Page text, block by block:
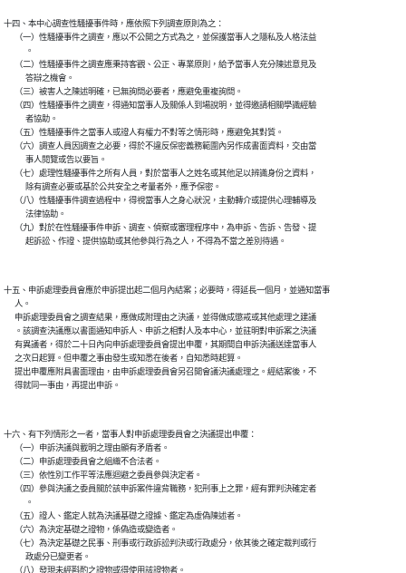
十四、本中心調查性騷擾事件時，應依照下列調查原則為之：
      （一）性騷擾事件之調查，應以不公開之方式為之，並保護當事人之隱私及人格法益
            。
      （二）性騷擾事件之調查應秉持客觀、公正、專業原則，給予當事人充分陳述意見及
            答辯之機會。
      （三）被害人之陳述明確，已無詢問必要者，應避免重複詢問。
      （四）性騷擾事件之調查，得通知當事人及關係人到場說明，並得邀請相關學識經驗
            者協助。
      （五）性騷擾事件之當事人或證人有權力不對等之情形時，應避免其對質。
      （六）調查人員因調查之必要，得於不違反保密義務範圍內另作成書面資料，交由當
            事人閱覽或告以要旨。
      （七）處理性騷擾事件之所有人員，對於當事人之姓名或其他足以辨識身份之資料，
            除有調查必要或基於公共安全之考量者外，應予保密。
      （八）性騷擾事件調查過程中，得視當事人之身心狀況，主動轉介或提供心理輔導及
            法律協助。
      （九）對於在性騷擾事件申訴、調查、偵察或審理程序中，為申訴、告訴、告發、提
十五、申訴處理委員會應於申訴提出起二個月內結案；必要時，得延長一個月，並通知當事
      人。
      申訴處理委員會之調查結果，應做成附理由之決議，並得做成懲戒或其他處理之建議
      。該調查決議應以書面通知申訴人、申訴之相對人及本中心，並註明對申訴案之決議
      有異議者，得於二十日內向申訴處理委員會提出申覆，其期間自申訴決議送達當事人
      之次日起算。但申覆之事由發生或知悉在後者，自知悉時起算。
      提出申覆應附具書面理由，由申訴處理委員會另召開會議決議處理之。經結案後，不
十六、有下列情形之一者，當事人對申訴處理委員會之決議提出申覆：
      （一）申訴決議與載明之理由顯有矛盾者。
      （二）申訴處理委員會之組織不合法者。
      （三）依性別工作平等法應迴避之委員參與決定者。
      （四）參與決議之委員關於該申訴案件違背職務，犯刑事上之罪，經有罪判決確定者
            。
      （五）證人、鑑定人就為決議基礎之證據、鑑定為虛偽陳述者。
      （六）為決定基礎之證物，係偽造或變造者。
      （七）為決定基礎之民事、刑事或行政訴訟判決或行政處分，依其後之確定裁判或行
            政處分已變更者。
      （八）發現未經斟酌之證物或得使用該證物者。